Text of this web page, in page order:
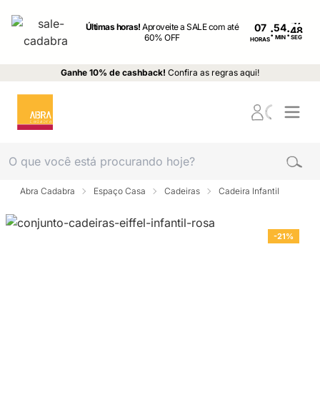
Últimas horas!Aproveite a SALE com até
60% OFF
07
HORAS: MIN : SEG
Ganhe 10% de cashback! Confira as regras aqui!
Abra Cadabra Espaço Casa Cadeiras Cadeira Infantil
-21%